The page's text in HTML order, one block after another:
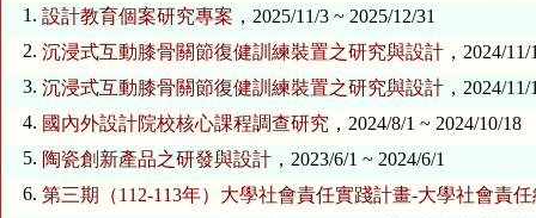
1. 設計教育個案研究專案 ，2025/11/3 ~ 2025/12/31
2. 沉浸式互動膝骨關節復健訓練裝置之研究與設計 ，2024/
3. 沉浸式互動膝骨關節復健訓練裝置之研究與設計 ，2024/
4. 國內外設計院校核心課程調查研究 ，2024/8/1 ~ 2024/10/18
5. 陶瓷創新產品之研發與設計 ，2023/6/1 ~ 2024/6/1
6. 第三期（112-113年）大學社會責任實踐計畫-大學社會責